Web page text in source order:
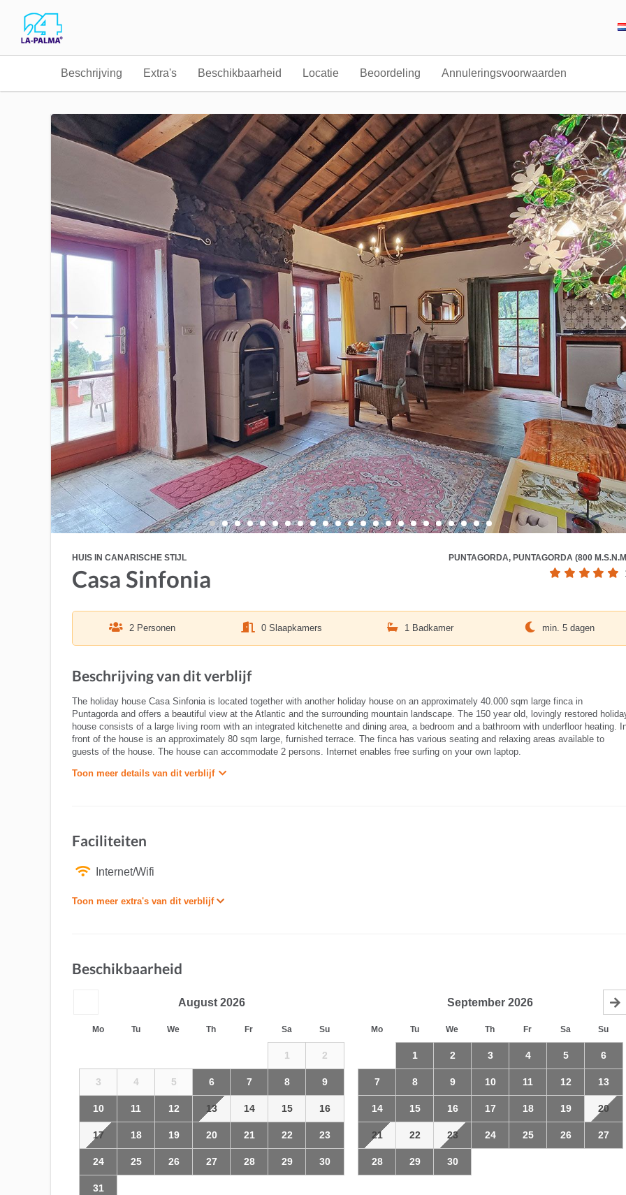
Beschrijving Extra's Beschikbaarheid Locatie Beoordeling Annuleringsvoorwaarden
HUIS IN CANARISCHE STIJL PUNTAGORDA, PUNTAGORDA (800
Casa Sinfonia
2 Personen 0 Slaapkamers 1 Badkamer min. 5 dagen
Beschrijving van dit verblijf
The holiday house Casa Sinfonia is located together with another holiday house on an approximately 40.000 sqm large finca in
Puntagorda and offers a beautiful view at the Atlantic and the surrounding mountain landscape. The 150 year old, lovingly restored
house consists of a large living room with an integrated kitchenette and dining area, a bedroom and a bathroom with underfloor heating.
front of the house is an approximately 80 sqm large, furnished terrace. The finca has various seating and relaxing areas available to
guests of the house. The house can accommodate 2 persons. Internet enables free surfing on your own laptop.
Toon meer details van dit verblijf
Faciliteiten
Internet/Wifi
Toon meer extra's van dit verblijf
Beschikbaarheid
August 2026
Mo Tu We Th Fr Sa Su
1 2
3 4 5 6 7 8 9
10 11 12 13 14 15 16
17 18 19 20 21 22 23
24 25 26 27 28 29 30
31
September 2026
Mo Tu We Th Fr Sa Su
1 2 3 4 5 6
7 8 9 10 11 12 13
14 15 16 17 18 19 20
21 22 23 24 25 26 27
28 29 30